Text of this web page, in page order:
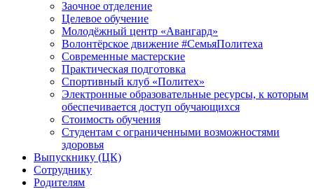
Заочное отделение
Целевое обучение
Молодёжный центр «Авангард»
Волонтёрское движение #СемьяПолитеха
Современные мастерские
Практическая подготовка
Спортивный клуб «Политех»
Электронные образовательные ресурсы, к которым
обеспечивается доступ обучающихся
Стоимость обучения
Студентам с ограниченными возможностями
здоровья
Выпускнику (ЦК)
Сотруднику
Родителям